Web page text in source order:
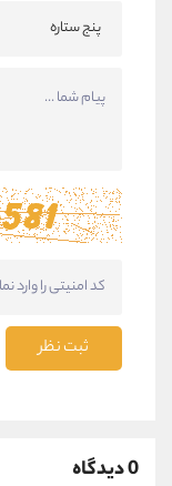
ثبت نظر
0 دیدگاه